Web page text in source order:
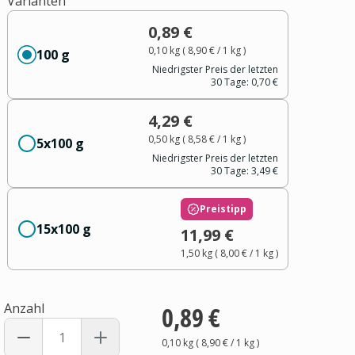
100 g
0,89 €
0,10 kg( 8,90 €/ 1 kg)
Niedrigster Preis der letzten
30 Tage: 0,70 €
5x100 g
4,29 €
0,50 kg( 8,58 €/ 1 kg)
Niedrigster Preis der letzten
30 Tage: 3,49 €
15x100 g
Preistipp
11,99 €
1,50 kg( 8,00 €/ 1 kg)
Anzahl 0,89 €
0,10 kg( 8,90 €/ 1 kg)